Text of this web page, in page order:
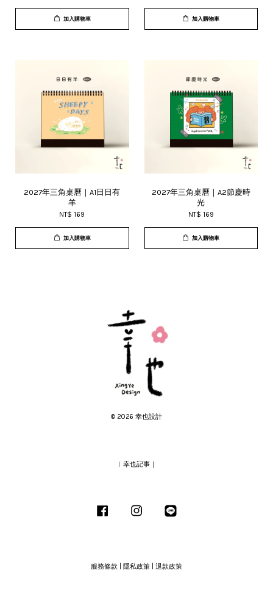
加入購物車 加入購物車
2027年三角桌曆｜A1日日有
羊
NT$ 169
加入購物車
2027年三角桌曆｜A2節慶時
光
NT$ 169
加入購物車
© 2026 幸也設計
︱幸也記事｜
Facebook Instagram
服務條款 隱私政策 退款政策